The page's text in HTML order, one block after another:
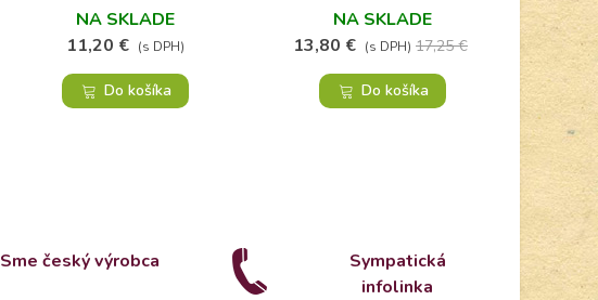
NA SKLADE
11,20 € (s DPH)
Do košíka
NA SKLADE
13,80 € (s DPH) 17,25 €
Do košíka
Sme český výrobca
Sympatická
infolinka